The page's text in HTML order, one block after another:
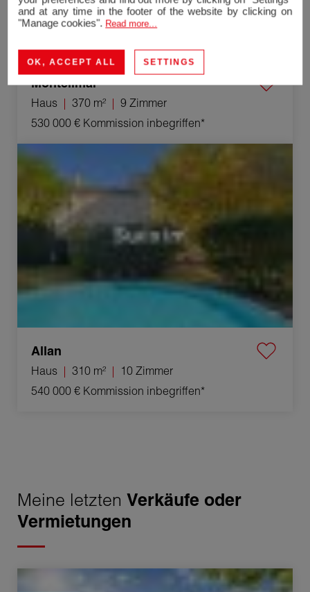
Montélimar
Haus 370 m²
9 Zimmer
530 000 € Kommission inbegriffen*
Verkauf Haus Allan 10 Zimmer 310 m²
Allan
Haus 310 m²
10 Zimmer
540 000 € Kommission inbegriffen*
Meine letzten Verkäufe oder
Vermietungen
Verkauf Haus Montélimar 6 Zimmer
and at any time in the footer of the website by clicking on
"Manage cookies". Read more...
OK, ACCEPT ALL SETTINGS